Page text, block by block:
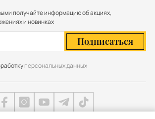
получайте информацию об акциях,
и новинках
Подписаться
персональных данных